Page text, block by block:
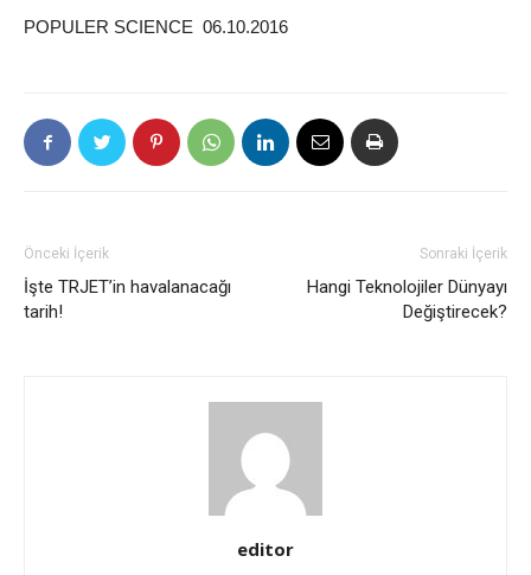
POPULER SCIENCE 06.10.2016
Önceki İçerik
İşte TRJET’in havalanacağı
tarih!
Sonraki İçerik
Hangi Teknolojiler Dünyayı
Değiştirecek?
editor